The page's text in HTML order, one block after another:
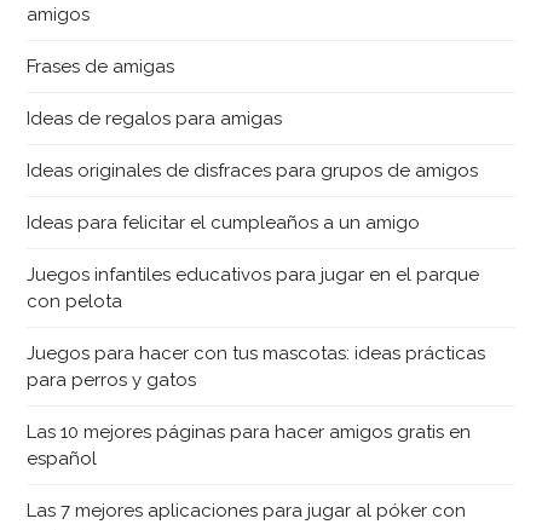
amigos
Frases de amigas
Ideas de regalos para amigas
Ideas originales de disfraces para grupos de amigos
Ideas para felicitar el cumpleaños a un amigo
Juegos infantiles educativos para jugar en el parque
con pelota
Juegos para hacer con tus mascotas: ideas prácticas
para perros y gatos
Las 10 mejores páginas para hacer amigos gratis en
español
Las 7 mejores aplicaciones para jugar al póker con